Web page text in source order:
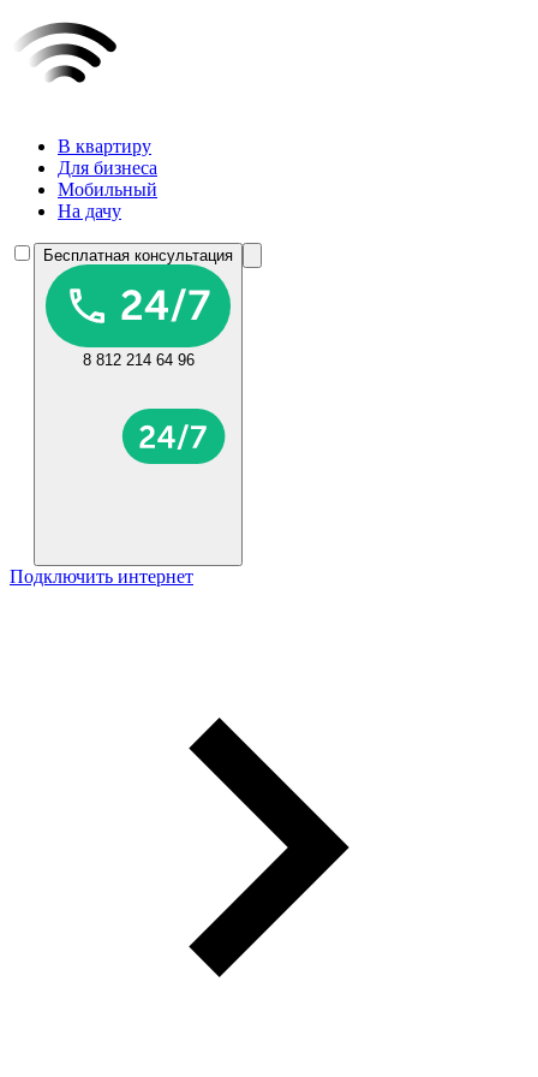
В квартиру
Для бизнеса
Мобильный
На дачу
Бесплатная консультация
8 812 214 64 96
Подключить интернет